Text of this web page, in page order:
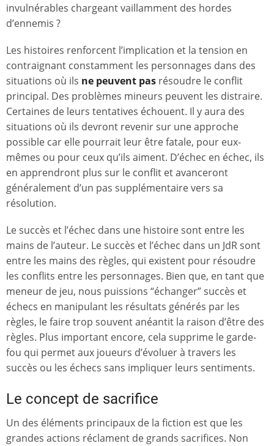
invulnérables chargeant vaillamment des hordes
d’ennemis ?
Les histoires renforcent l’implication et la tension en
contraignant constamment les personnages dans des
situations où ils ne peuvent pas résoudre le conflit
principal. Des problèmes mineurs peuvent les distraire.
Certaines de leurs tentatives échouent. Il y aura des
situations où ils devront revenir sur une approche
possible car elle pourrait leur être fatale, pour eux-
mêmes ou pour ceux qu’ils aiment. D’échec en échec, ils
en apprendront plus sur le conflit et avanceront
généralement d’un pas supplémentaire vers sa
résolution.
Le succès et l’échec dans une histoire sont entre les
mains de l’auteur. Le succès et l’échec dans un JdR sont
entre les mains des règles, qui existent pour résoudre
les conflits entre les personnages. Bien que, en tant que
meneur de jeu, nous puissions “échanger” succès et
échecs en manipulant les résultats générés par les
règles, le faire trop souvent anéantit la raison d’être des
règles. Plus important encore, cela supprime le garde-
fou qui permet aux joueurs d’évoluer à travers les
succès ou les échecs sans impliquer leurs sentiments.
Le concept de sacrifice
Un des éléments principaux de la fiction est que les
grandes actions réclament de grands sacrifices. Non